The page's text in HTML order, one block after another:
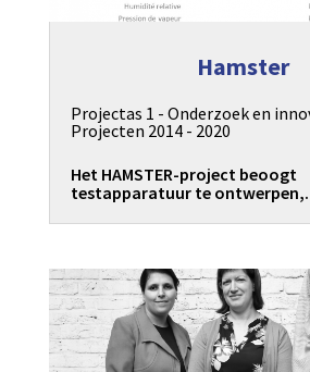
Hamster
Projectas 1 - Onderzoek en
Projecten 2014 - 2020
Het HAMSTER-project beoogt
testapparatuur te